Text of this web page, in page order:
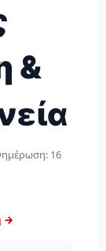
&
16
→